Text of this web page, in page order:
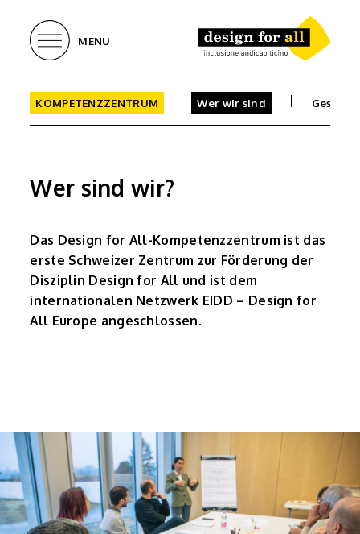
MENU
KOMPETENZZENTRUM Wer wir sind
Wer sind wir?
Das Design for All-Kompetenzzentrum ist das
erste Schweizer Zentrum zur Förderung der
Disziplin Design for All und ist dem
internationalen Netzwerk EIDD – Design for
All Europe angeschlossen.